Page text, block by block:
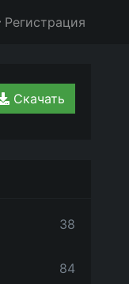
Регистрация
Скачать
38
84